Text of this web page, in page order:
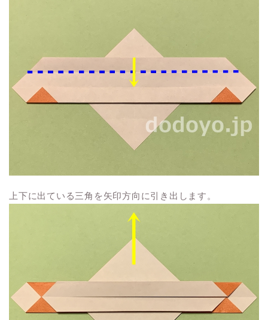
上下に出ている三角を矢印方向に引き出します。